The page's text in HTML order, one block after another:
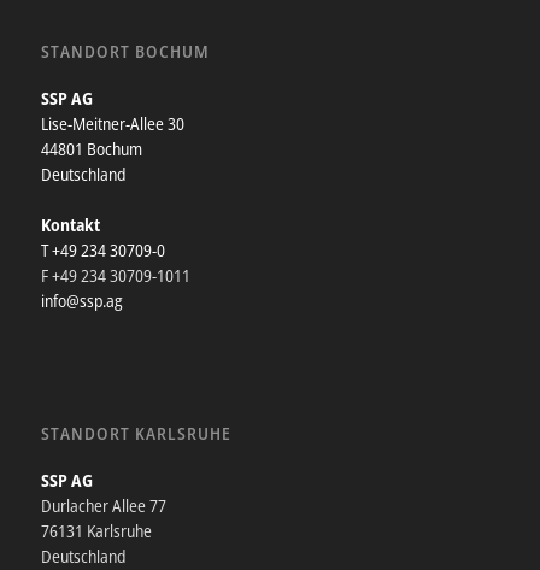
STANDORT BOCHUM
SSP AG
Lise-Meitner-Allee 30
44801 Bochum
Deutschland
Kontakt
T +49 234 30709-0
F +49 234 30709-1011
info@ssp.ag
STANDORT KARLSRUHE
SSP AG
Durlacher Allee 77
76131 Karlsruhe
Deutschland